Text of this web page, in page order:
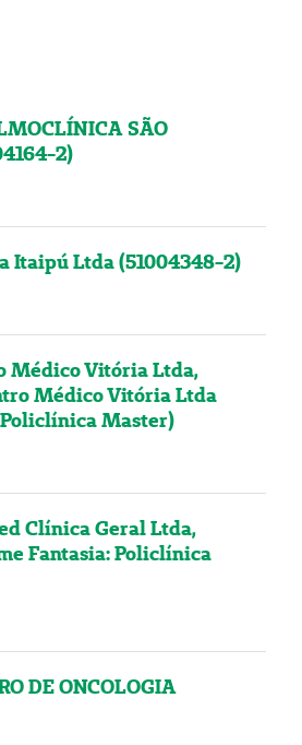
SÃO
2)
Itaipú Ltda (51004348-2)
Médico Vitória Ltda,
Médico Vitória Ltda
Master)
Clínica Geral Ltda,
Fantasia: Policlínica
DE ONCOLOGIA